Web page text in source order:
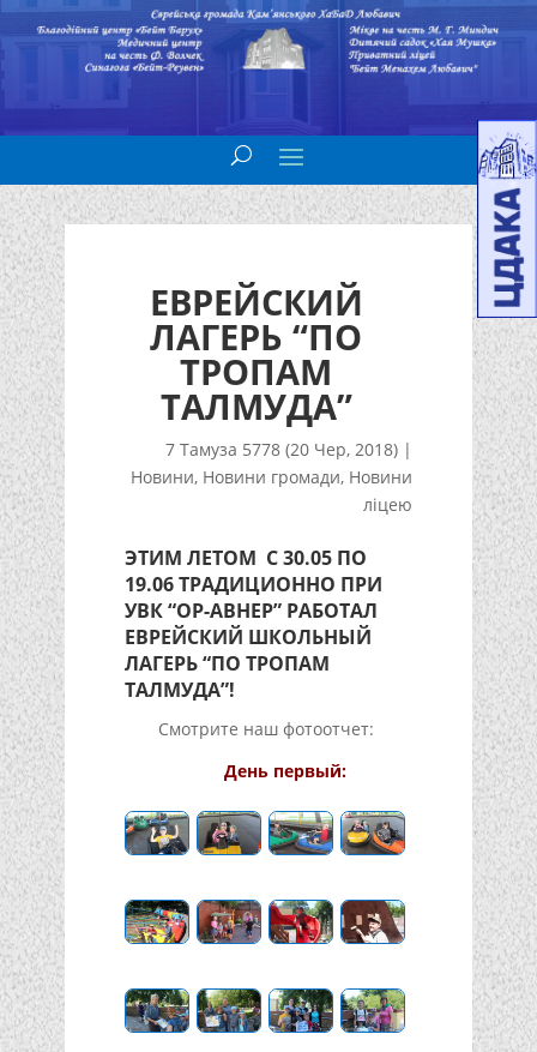
ЕВРЕЙСКИЙ
ЛАГЕРЬ “ПО
ТРОПАМ
ТАЛМУДА”
7 Тамуза 5778 (20 Чер, 2018) |
Новини, Новини громади, Новини
ліцею
ЭТИМ ЛЕТОМ С 30.05 ПО
19.06 ТРАДИЦИОННО ПРИ
УВК “ОР-АВНЕР” РАБОТАЛ
ЕВРЕЙСКИЙ ШКОЛЬНЫЙ
ЛАГЕРЬ “ПО ТРОПАМ
ТАЛМУДА”!
Смотрите наш фотоотчет:
День первый: